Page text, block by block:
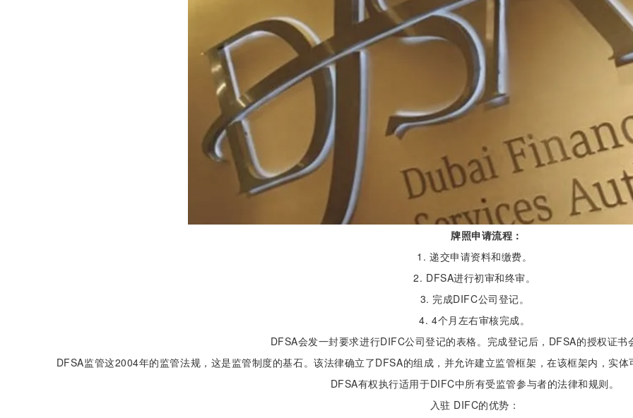
牌照申请流程：
1. 递交申请资料和缴费。
2. DFSA进行初审和终审。
3. 完成DIFC公司登记。
4. 4个月左右审核完成。
DFSA会发一封要求进行DIFC公司登记的表格。完成登记后，DFSA的授权证书
DFSA监管这2004年的监管法规，这是监管制度的基石。该法律确立了DFSA的组成，并允许建立监管框架，在该框架内，实
DFSA有权执行适用于DIFC中所有受监管参与者的法律和规则。
入驻 DIFC的优势：